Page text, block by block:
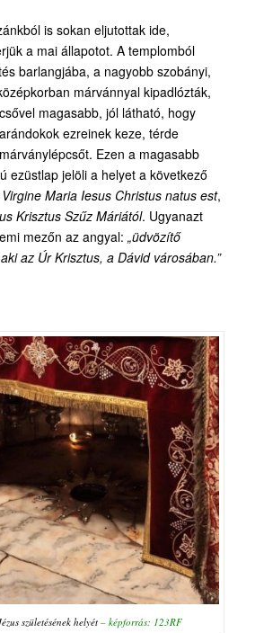
is sokan eljutottak ide,
a mai állapotot. A templomból
barlangjába, a nagyobb szobányi,
márvánnyal kipadlózták,
magasabb, jól látható, hogy
ezreinek keze, térde
Ezen a magasabb
ezüstlap jelöli a helyet a következő
Maria Iesus Christus natus est,
Krisztus Szűz Máriától. Ugyanazt
mezőn az angyal: „üdvözítő
az Úr Krisztus, a Dávid városában.”
születésének helyét–képforrás: 123RF